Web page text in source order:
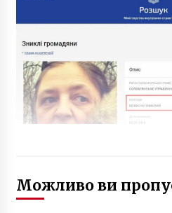
Можливо ви